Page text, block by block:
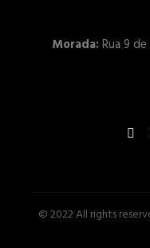
Morada:Rua 9
© 2022 All rights